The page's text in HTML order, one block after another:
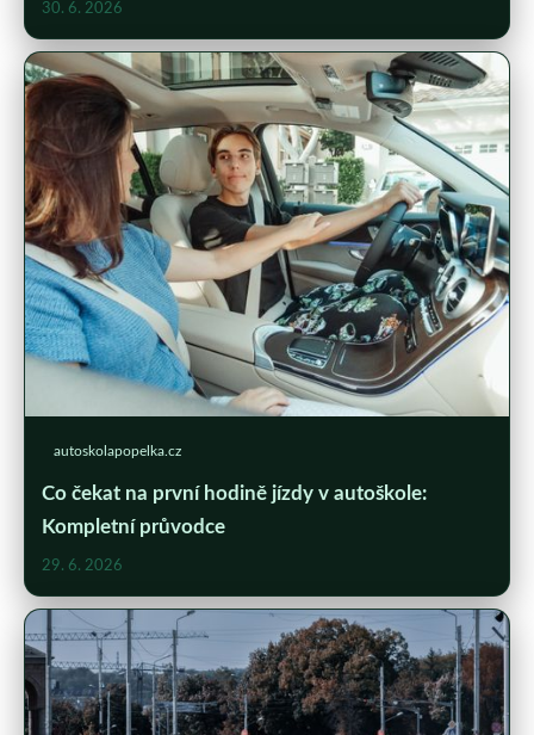
30. 6. 2026
autoskolapopelka.cz
Co čekat na první hodině jízdy v autoškole:
Kompletní průvodce
29. 6. 2026